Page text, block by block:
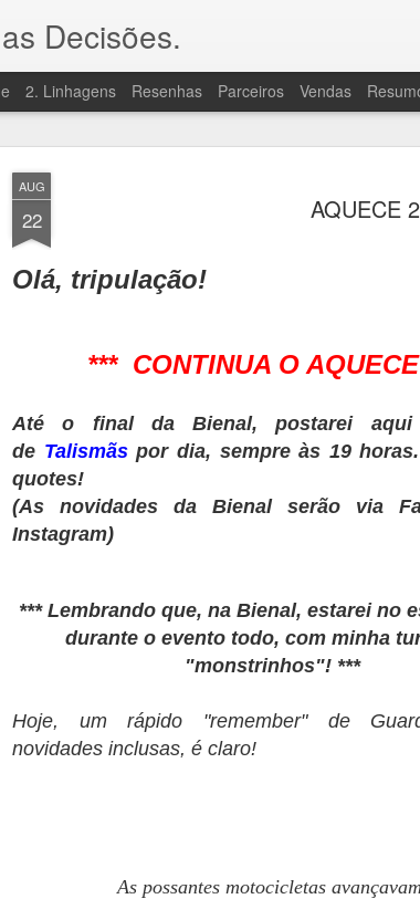
AUG
22 AQUECE
Olá, tripulação!
*** CONTINUA O
Até o final da Bienal, postarei
de Talismãspor dia, sempre às 19
quotes!
(As novidades da Bienal serão via
Instagram)
*** Lembrando que, na Bienal, estarei no
durante o evento todo, com minha
"monstrinhos"! ***
Hoje, um rápido "remember" de
novidades inclusas, é claro!
As possantes motocicletas
Decisões.
2. Linhagens Resenhas Parceiros Vendas
20
de
À
uma